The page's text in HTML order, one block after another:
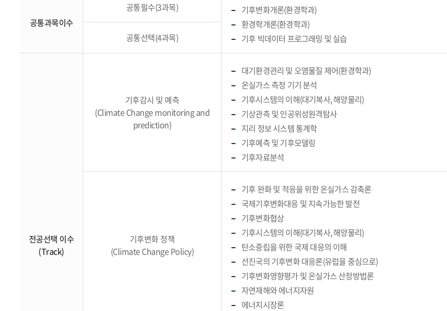
공통과목이수
공통필수(3과목)
기후변화개론(환경학과)
환경학개론(환경학과)
기후 빅데이터 프로그래밍 및 실습
공통선택(4과목)
전공선택 이수
(Track)
기후감시 및 예측
(Climate Change monitoring and
prediction)
대기환경관리 및 오염물질 제어(환경학과)
온실가스 측정 기기 분석
기후시스템의 이해(대기복사, 해양물리)
기상관측 및 인공위성원격탐사
지리 정보 시스템 통계학
기후예측 및 기후모델링
기후자료분석
기후변화 정책
(Climate Change Policy)
기후 완화 및 적응을 위한 온실가스 감축론
국제기후변화대응 및 지속가능한 발전
기후변화협상
기후시스템의 이해(대기복사, 해양물리)
탄소중립을 위한 국제 대응의 이해
선진국의 기후변화 대응론(유럽을 중심으로)
기후변화영향평가 및 온실가스 산정방법론
자연재해와 에너지자원
에너지시장론